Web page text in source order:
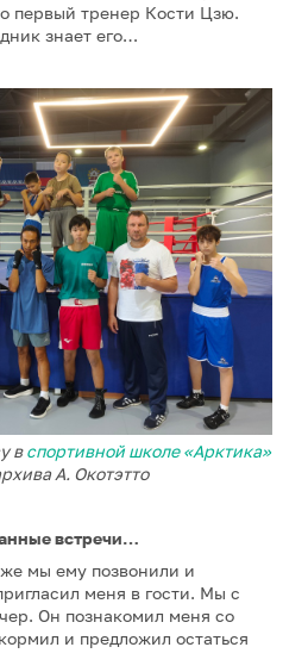
первый тренер Кости Цзю.
знает его…
вспортивной школе «Арктика»
А. Окотэтто
встречи…
мы ему позвонили и
меня в гости. Мы с
Он познакомил меня со
и предложил остаться